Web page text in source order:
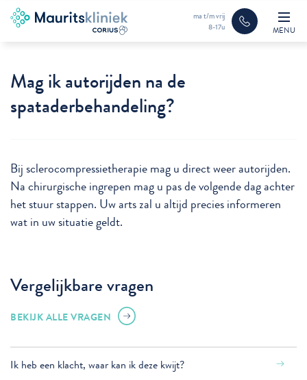
ma t/m vrij
8-17u
MENU
Mag ik autorijden na de
spataderbehandeling?
Bij sclerocompressietherapie mag u direct weer autorijden.
Na chirurgische ingrepen mag u pas de volgende dag achter
het stuur stappen. Uw arts zal u altijd precies informeren
wat in uw situatie geldt.
Vergelijkbare vragen
BEKIJK ALLE VRAGEN
Ik heb een klacht, waar kan ik deze kwijt?